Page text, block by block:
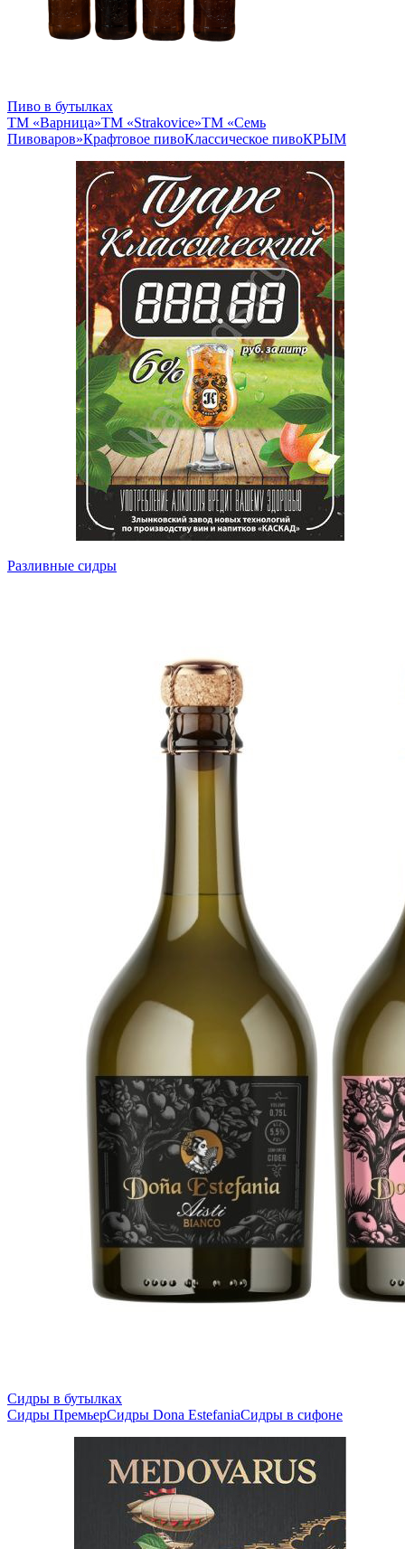
Пиво в бутылках
ТМ «Варница»ТМ «Strakovice»ТМ «Семь
Пивоваров»Крафтовое пивоКлассическое пивоКРЫМ
Разливные сидры
Сидры в бутылках
Сидры ПремьерСидры Dona EstefaniaСидры в сифоне